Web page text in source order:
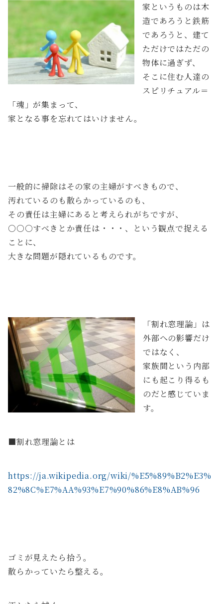
家というものは木
造であろうと鉄筋
であろうと、建て
ただけではただの
物体に過ぎず、
そこに住む人達の
スピリチュアル＝
「魂」が集まって、
家となる事を忘れてはいけません。
一般的に掃除はその家の主婦がすべきもので、
汚れているのも散らかっているのも、
その責任は主婦にあると考えられがちですが、
○○○すべきとか責任は・・・、という観点で捉える
ことに、
大きな問題が隠れているものです。
「割れ窓理論」は
外部への影響だけ
ではなく、
家族間という内部
にも起こり得るも
のだと感じていま
す。
■割れ窓理論とは
https://ja.wikipedia.org/wiki/%E5%89%B2%E3%
82%8C%E7%AA%93%E7%90%86%E8%AB%96
ゴミが見えたら拾う。
散らかっていたら整える。